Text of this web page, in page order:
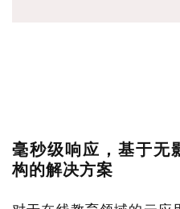
毫秒级响应，基于无
构的解决方案